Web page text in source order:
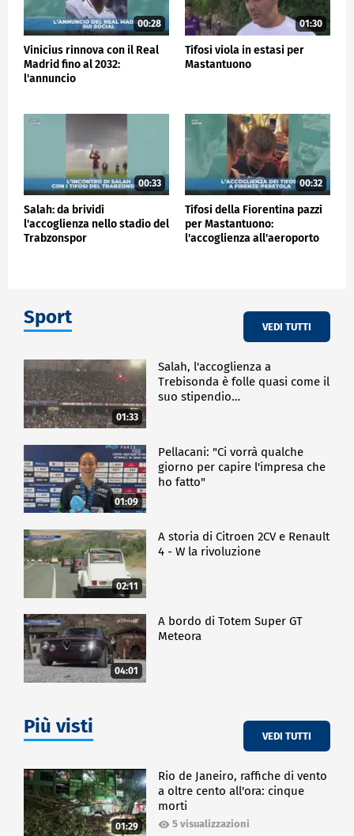
00:28
Vinicius rinnova con il Real
Madrid fino al 2032:
l'annuncio
01:30
Tifosi viola in estasi per
Mastantuono
00:33
Salah: da brividi
l'accoglienza nello stadio del
Trabzonspor
00:32
Tifosi della Fiorentina pazzi
per Mastantuono:
l'accoglienza all'aeroporto
Sport VEDI TUTTI
01:33
Salah, l'accoglienza a
Trebisonda è folle quasi come il
suo stipendio…
01:09
Pellacani: "Ci vorrà qualche
giorno per capire l'impresa che
ho fatto"
02:11
A storia di Citroen 2CV e Renault
4 - W la rivoluzione
04:01
A bordo di Totem Super GT
Meteora
Più visti VEDI TUTTI
01:29
Rio de Janeiro, raffiche di vento
a oltre cento all'ora: cinque
morti
5 visualizzazioni